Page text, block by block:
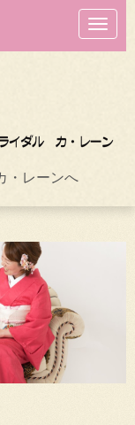
N
a
v
o
n
・レーンへ